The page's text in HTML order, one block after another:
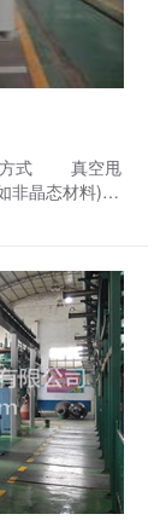
方式 真空甩
非晶态材料)的
纳米材料科学
能拉动再顺时
带炉的真空
空计左表头
低于中间档
(注意：若超
请将拉杆按a)
出) 2)抽高真
低于3Pa后，